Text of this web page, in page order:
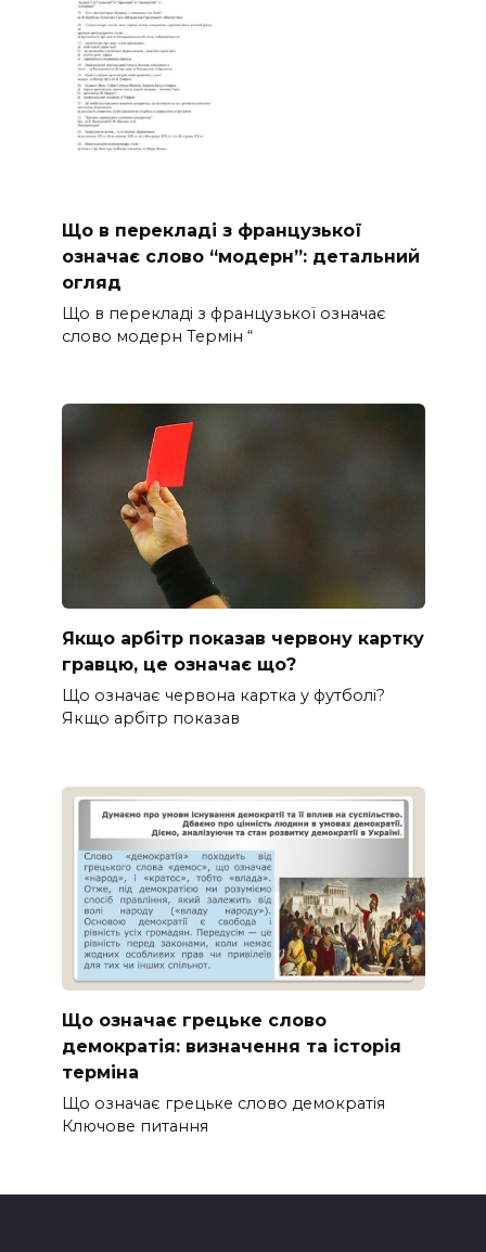
Що в перекладі з французької
означає слово “модерн”: детальний
огляд
Що в перекладі з французької означає
слово модерн Термін “
Якщо арбітр показав червону картку
гравцю, це означає що?
Що означає червона картка у футболі?
Якщо арбітр показав
Що означає грецьке слово
демократія: визначення та історія
терміна
Що означає грецьке слово демократія
Ключове питання